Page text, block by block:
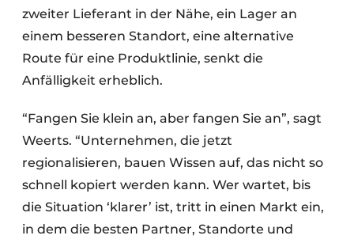
zweiter Lieferant in der Nähe, ein Lager an
einem besseren Standort, eine alternative
Route für eine Produktlinie, senkt die
Anfälligkeit erheblich.
“Fangen Sie klein an, aber fangen Sie an”, sagt
Weerts. “Unternehmen, die jetzt
regionalisieren, bauen Wissen auf, das nicht so
schnell kopiert werden kann. Wer wartet, bis
die Situation ‘klarer’ ist, tritt in einen Markt ein,
in dem die besten Partner, Standorte und